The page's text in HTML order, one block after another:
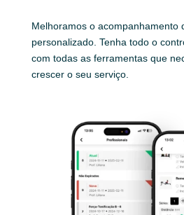
Melhoramos o acompanhamento
personalizado. Tenha todo o
com todas as ferramentas que
crescer o seu serviço.